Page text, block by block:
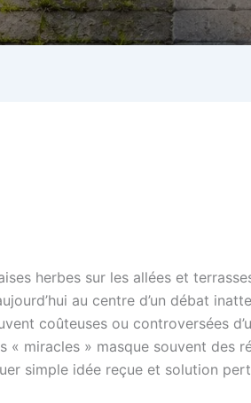
herbes sur les allées et
au centre d’un débat
coûteuses ou controversées
« miracles » masque souvent des
simple idée reçue et solution